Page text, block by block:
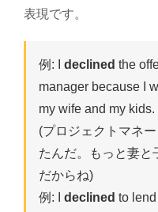
表現です。
例: I declined the
manager because I
my wife and my kids.
(プロジェクトマネ
たんだ。もっと妻と
だからね)
例: I declined to